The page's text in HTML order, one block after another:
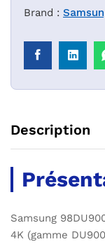
Brand :
Description
Samsung
4K (gamme